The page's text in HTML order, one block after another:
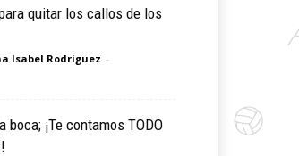
quitar los callos de los
Isabel Rodriguez -
boca; ¡Te contamos TODO